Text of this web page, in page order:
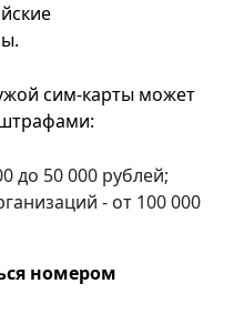
сим-карты может
до 50 000 рублей;
- от 100 000
номером